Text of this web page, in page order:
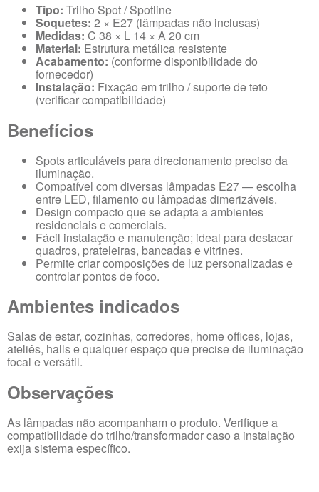
Tipo: Trilho Spot / Spotline
Soquetes: 2 × E27 (lâmpadas não inclusas)
Medidas: C 38 × L 14 × A 20 cm
Material: Estrutura metálica resistente
Acabamento: (conforme disponibilidade do
fornecedor)
Instalação: Fixação em trilho / suporte de teto
(verificar compatibilidade)
Benefícios
Spots articuláveis para direcionamento preciso da
iluminação.
Compatível com diversas lâmpadas E27 — escolha
entre LED, filamento ou lâmpadas dimerizáveis.
Design compacto que se adapta a ambientes
residenciais e comerciais.
Fácil instalação e manutenção; ideal para destacar
quadros, prateleiras, bancadas e vitrines.
Permite criar composições de luz personalizadas e
controlar pontos de foco.
Ambientes indicados
Salas de estar, cozinhas, corredores, home offices, lojas,
ateliês, halls e qualquer espaço que precise de iluminação
focal e versátil.
Observações
As lâmpadas não acompanham o produto. Verifique a
compatibilidade do trilho/transformador caso a instalação
exija sistema específico.